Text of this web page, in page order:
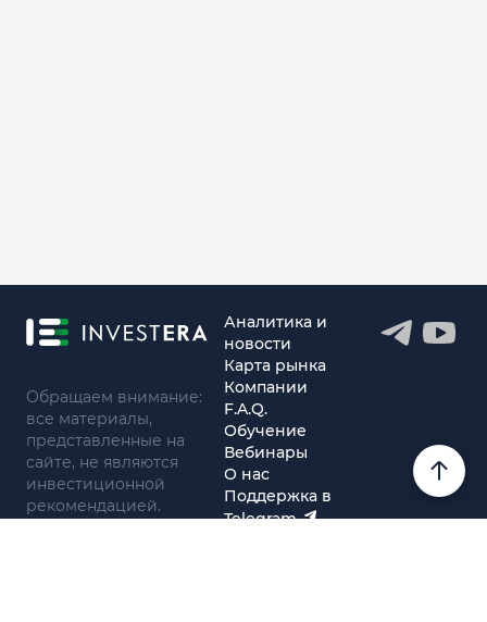
Обращаем внимание:
все материалы,
представленные на
сайте, не являются
инвестиционной
рекомендацией.
Аналитика и
новости
Карта рынка
Компании
F.A.Q.
Обучение
Вебинары
О нас
Поддержка в
Telegram